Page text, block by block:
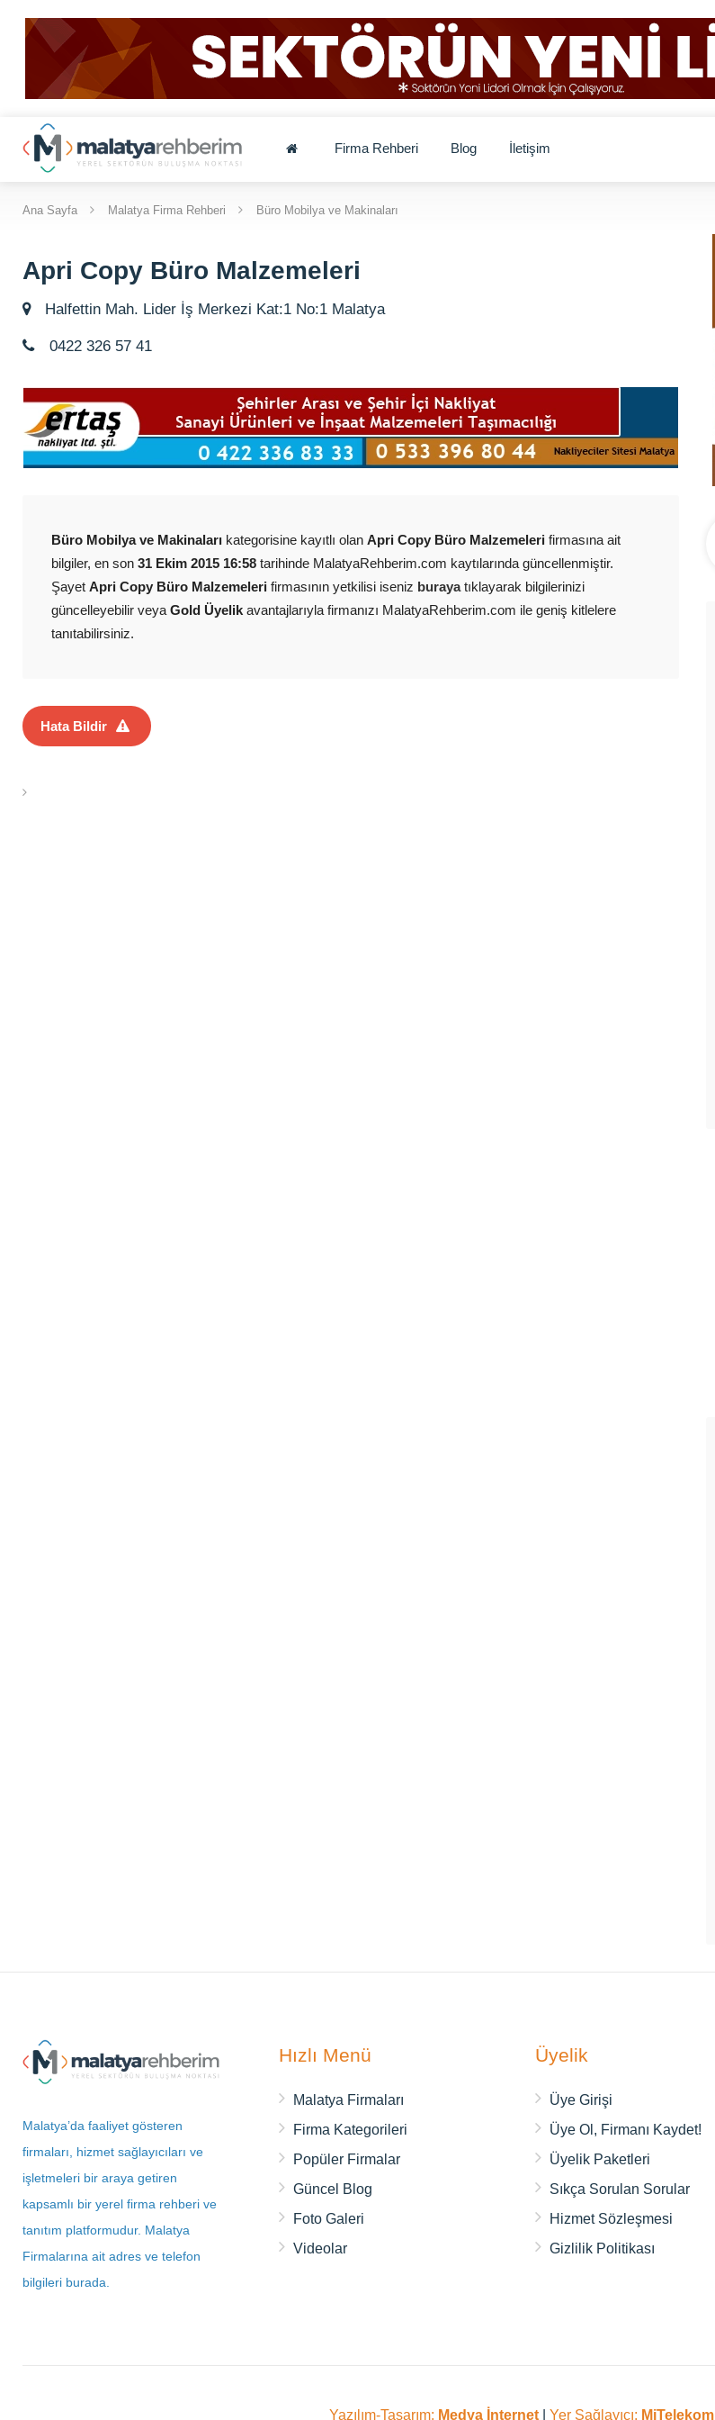
Firma Rehberi Blog İletişim
Ana Sayfa Malatya Firma Rehberi Büro Mobilya ve Makinaları
Apri Copy Büro Malzemeleri
Halfettin Mah. Lider İş Merkezi Kat:1 No:1 Malatya
0422 326 57 41
Büro Mobilya ve Makinaları kategorisine kayıtlı olan Apri Copy Büro Malzemeleri firmasına ait
bilgiler, en son 31 Ekim 2015 16:58 tarihinde MalatyaRehberim.com kaytılarında güncellenmiştir.
Şayet Apri Copy Büro Malzemeleri firmasının yetkilisi iseniz burayatıklayarak bilgilerinizi
güncelleyebilir veya Gold Üyelik avantajlarıyla firmanızı MalatyaRehberim.com ile geniş kitlelere
tanıtabilirsiniz.
Hata Bildir
Malatya’da faaliyet gösteren
firmaları, hizmet sağlayıcıları ve
işletmeleri bir araya getiren
kapsamlı bir yerel firma rehberi ve
tanıtım platformudur. Malatya
Firmalarına ait adres ve telefon
bilgileri burada.
Hızlı Menü
Malatya Firmaları
Firma Kategorileri
Popüler Firmalar
Güncel Blog
Foto Galeri
Videolar
Üyelik
Üye Girişi
Üye Ol, Firmanı Kaydet!
Üyelik Paketleri
Sıkça Sorulan Sorular
Hizmet Sözleşmesi
Gizlilik Politikası
Yazılım-Tasarım: Medya İnternet Yer Sağlayıcı: MiTelekom